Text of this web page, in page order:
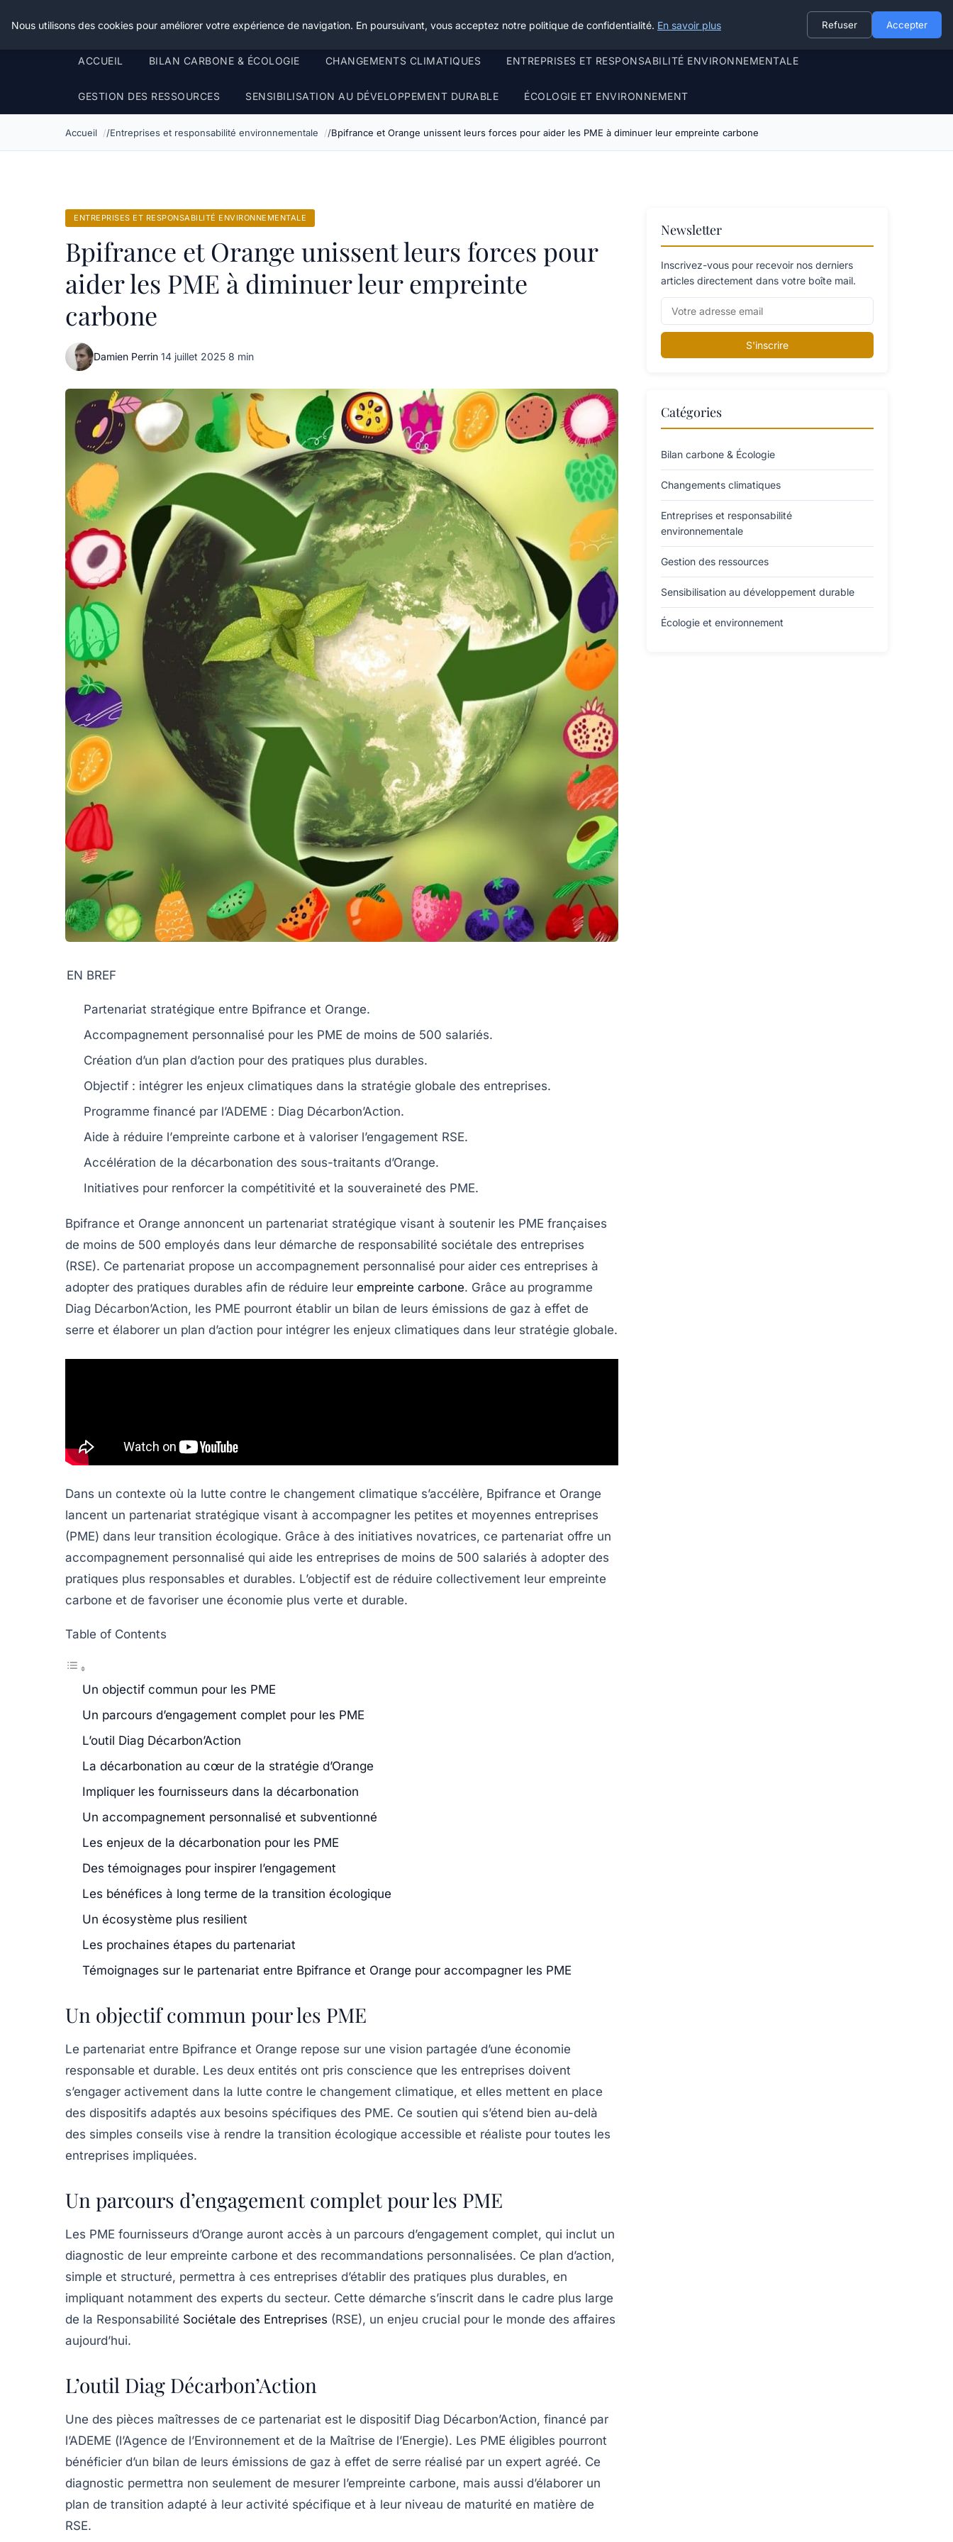
Happy Calyx Farmer
ACCUEIL BILAN CARBONE & ÉCOLOGIE CHANGEMENTS CLIMATIQUES ENTREPRISES ET RESPONSABILITÉ ENVIRONNEMENTALE
GESTION DES RESSOURCES SENSIBILISATION AU DÉVELOPPEMENT DURABLE ÉCOLOGIE ET ENVIRONNEMENT
Accueil Entreprises et responsabilité environnementale Bpifrance et Orange unissent leurs forces pour aider les PME à diminuer leur empreinte carbone
ENTREPRISES ET RESPONSABILITÉ ENVIRONNEMENTALE
Bpifrance et Orange unissent leurs forces pour
aider les PME à diminuer leur empreinte
carbone
Damien Perrin·14 juillet 2025·8 min
EN BREF
Partenariat stratégique entre Bpifrance et Orange.
Accompagnement personnalisé pour les PME de moins de 500 salariés.
Création d’un plan d’action pour des pratiques plus durables.
Objectif : intégrer les enjeux climatiques dans la stratégie globale des entreprises.
Programme financé par l’ADEME : Diag Décarbon’Action.
Aide à réduire l’empreinte carbone et à valoriser l’engagement RSE.
Accélération de la décarbonation des sous-traitants d’Orange.
Initiatives pour renforcer la compétitivité et la souveraineté des PME.
Bpifrance et Orange annoncent un partenariat stratégique visant à soutenir les PME françaises
de moins de 500 employés dans leur démarche de responsabilité sociétale des entreprises
(RSE). Ce partenariat propose un accompagnement personnalisé pour aider ces entreprises à
adopter des pratiques durables afin de réduire leur empreinte carbone. Grâce au programme
Diag Décarbon’Action, les PME pourront établir un bilan de leurs émissions de gaz à effet de
serre et élaborer un plan d’action pour intégrer les enjeux climatiques dans leur stratégie globale.
Dans un contexte où la lutte contre le changement climatique s’accélère, Bpifrance et Orange
lancent un partenariat stratégique visant à accompagner les petites et moyennes entreprises
(PME) dans leur transition écologique. Grâce à des initiatives novatrices, ce partenariat offre un
accompagnement personnalisé qui aide les entreprises de moins de 500 salariés à adopter des
pratiques plus responsables et durables. L’objectif est de réduire collectivement leur empreinte
carbone et de favoriser une économie plus verte et durable.
Table of Contents
Un objectif commun pour les PME
Un parcours d’engagement complet pour les PME
L’outil Diag Décarbon’Action
La décarbonation au cœur de la stratégie d’Orange
Impliquer les fournisseurs dans la décarbonation
Un accompagnement personnalisé et subventionné
Les enjeux de la décarbonation pour les PME
Des témoignages pour inspirer l’engagement
Les bénéfices à long terme de la transition écologique
Un écosystème plus resilient
Les prochaines étapes du partenariat
Témoignages sur le partenariat entre Bpifrance et Orange pour accompagner les PME
Un objectif commun pour les PME
Le partenariat entre Bpifrance et Orange repose sur une vision partagée d’une économie
responsable et durable. Les deux entités ont pris conscience que les entreprises doivent
s’engager activement dans la lutte contre le changement climatique, et elles mettent en place
des dispositifs adaptés aux besoins spécifiques des PME. Ce soutien qui s’étend bien au-delà
des simples conseils vise à rendre la transition écologique accessible et réaliste pour toutes les
entreprises impliquées.
Un parcours d’engagement complet pour les PME
Les PME fournisseurs d’Orange auront accès à un parcours d’engagement complet, qui inclut un
diagnostic de leur empreinte carbone et des recommandations personnalisées. Ce plan d’action,
simple et structuré, permettra à ces entreprises d’établir des pratiques plus durables, en
impliquant notamment des experts du secteur. Cette démarche s’inscrit dans le cadre plus large
de la Responsabilité Sociétale des Entreprises (RSE), un enjeu crucial pour le monde des affaires
aujourd’hui.
L’outil Diag Décarbon’Action
Une des pièces maîtresses de ce partenariat est le dispositif Diag Décarbon’Action, financé par
l’ADEME (l’Agence de l’Environnement et de la Maîtrise de l’Energie). Les PME éligibles pourront
bénéficier d’un bilan de leurs émissions de gaz à effet de serre réalisé par un expert agréé. Ce
diagnostic permettra non seulement de mesurer l’empreinte carbone, mais aussi d’élaborer un
plan de transition adapté à leur activité spécifique et à leur niveau de maturité en matière de
RSE.
Newsletter
Inscrivez-vous pour recevoir nos derniers
articles directement dans votre boîte mail.
S'inscrire
Catégories
Bilan carbone & Écologie
Changements climatiques
Entreprises et responsabilité
environnementale
Gestion des ressources
Sensibilisation au développement durable
Écologie et environnement
Nous utilisons des cookies pour améliorer votre expérience de navigation. En poursuivant, vous acceptez notre politique de confidentialité. En savoir plus Refuser Accepter